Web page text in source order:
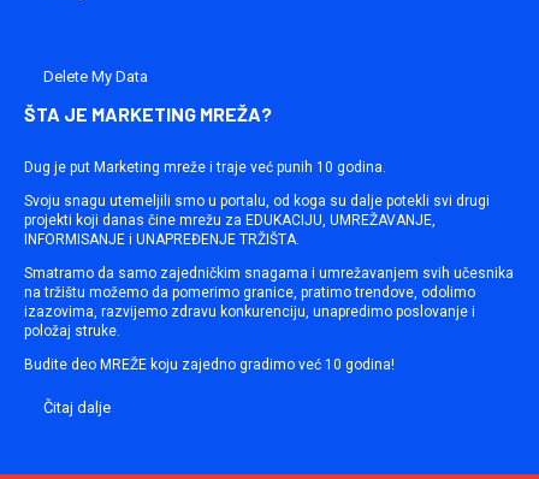
Delete My Data
ŠTA JE MARKETING MREŽA?
Dug je put Marketing mreže i traje već punih 10 godina.
Svoju snagu utemeljili smo u portalu, od koga su dalje potekli svi drugi
projekti koji danas čine mrežu za EDUKACIJU, UMREŽAVANJE,
INFORMISANJE i UNAPREĐENJE TRŽIŠTA.
Smatramo da samo zajedničkim snagama i umrežavanjem svih učesnika
na tržištu možemo da pomerimo granice, pratimo trendove, odolimo
izazovima, razvijemo zdravu konkurenciju, unapredimo poslovanje i
položaj struke.
Budite deo MREŽE koju zajedno gradimo već 10 godina!
Čitaj dalje